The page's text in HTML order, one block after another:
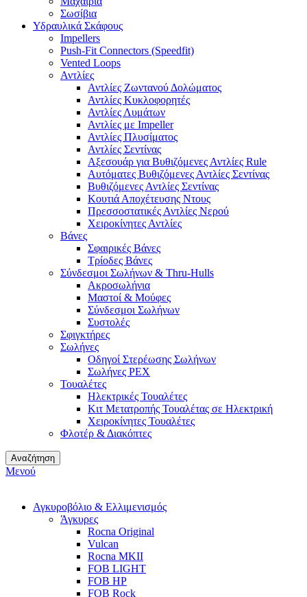
Σωσίβια
Υδραυλικά Σκάφους
Impellers
Push-Fit Connectors (Speedfit)
Vented Loops
Αντλίες
Αντλίες Ζωντανού Δολώματος
Αντλίες Κυκλοφορητές
Αντλίες Λυμάτων
Αντλίες με Impeller
Αντλίες Πλυσίματος
Αντλίες Σεντίνας
Αξεσουάρ για Βυθιζόμενες Αντλίες Rule
Αυτόματες Βυθιζόμενες Αντλίες Σεντίνας
Βυθιζόμενες Αντλίες Σεντίνας
Κουτιά Αποχέτευσης Ντους
Πρεσσοστατικές Αντλίες Νερού
Χειροκίνητες Αντλίες
Βάνες
Σφαιρικές Βάνες
Τρίοδες Βάνες
Σύνδεσμοι Σωλήνων & Thru-Hulls
Ακροσωλήνια
Μαστοί & Μούφες
Σύνδεσμοι Σωλήνων
Συστολές
Σφιγκτήρες
Σωλήνες
Οδηγοί Στερέωσης Σωλήνων
Σωλήνες PEX
Τουαλέτες
Ηλεκτρικές Τουαλέτες
Κιτ Μετατροπής Τουαλέτας σε Ηλεκτρική
Χειροκίνητες Τουαλέτες
Φλοτέρ & Διακόπτες
Αναζήτηση
Μενού
Αγκυροβόλιο & Ελλιμενισμός
Άγκυρες
Rocna Original
Vulcan
Rocna MKII
FOB LIGHT
FOB HP
FOB Rock